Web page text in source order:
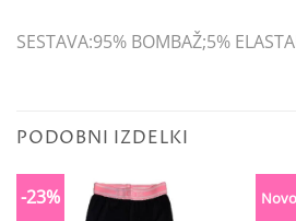
SESTAVA:95% BOMBAŽ;5%
PODOBNI IZDELKI
-23% Novo